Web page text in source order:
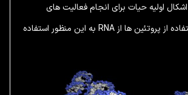
اولیه حیات برای انجام فعالیت های
شیمیایی قبل از استفاده از پروتئین ها از RNA به این منظور استفاده